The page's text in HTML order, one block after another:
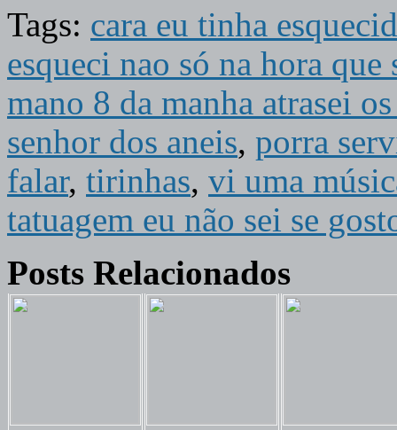
Tags: cara eu tinha
esqueci nao só na hora
mano 8 da manha atrasei
senhor dos aneis, porra
falar, tirinhas, vi uma
tatuagem eu não sei se
Posts Relacionados